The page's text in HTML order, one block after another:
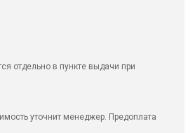
отдельно в пункте выдачи при
уточнит менеджер. Предоплата